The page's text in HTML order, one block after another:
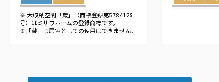
※ 大収納空間「蔵」（商標登録第5784125
号）はミサワホームの登録商標です。
※「蔵」は居室としての使用はできません。